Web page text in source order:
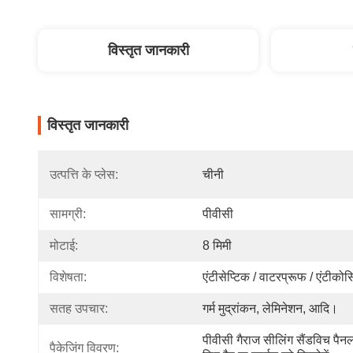
विस्तृत जानकारी
विस्तृत जानकारी
उत्पत्ति के प्लेस: चीनी
सामग्री: पीवीसी
मोटाई: 8 मिमी
विशेषता: एंटीसेप्टिक / वाटरप्रूफ /
सतह उपचार: गर्म मुद्रांकन, लेमिनेशन, आदि।
पैकेजिंग विवरण:
पीवीसी गैराज सीलिंग सैंडविच